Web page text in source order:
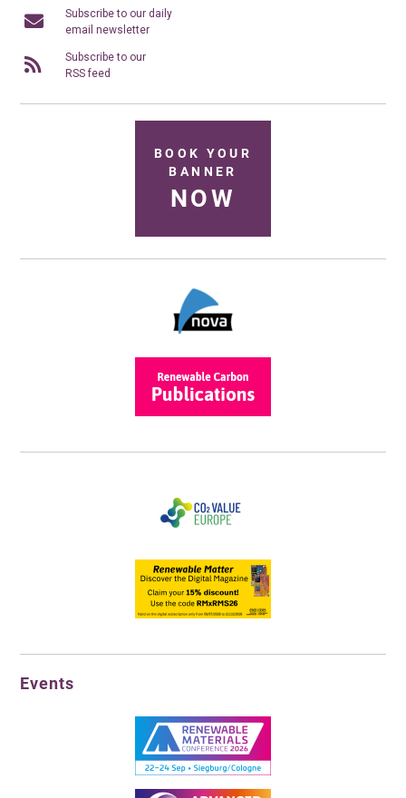
Subscribe to our daily
email newsletter
Subscribe to our
RSS feed
BOOK YOUR
BANNER
NOW
Events